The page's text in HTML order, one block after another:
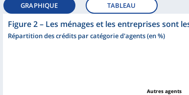
GRAPHIQUE TABLEAU
Figure 2– Les ménages et les entreprises sont
Répartition des crédits par catégorie d'agents (en %)
Autres agents